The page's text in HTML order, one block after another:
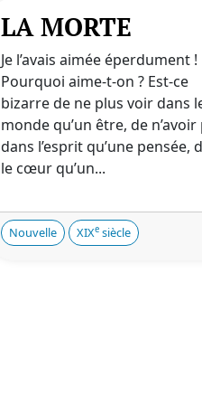
LA MORTE
Je l’avais aimée éperdument !
Pourquoi aime-t-on ? Est-ce
bizarre de ne plus voir dans
monde qu’un être, de n’avoir
dans l’esprit qu’une pensée,
le cœur qu’un...
Nouvelle XIXe siècle